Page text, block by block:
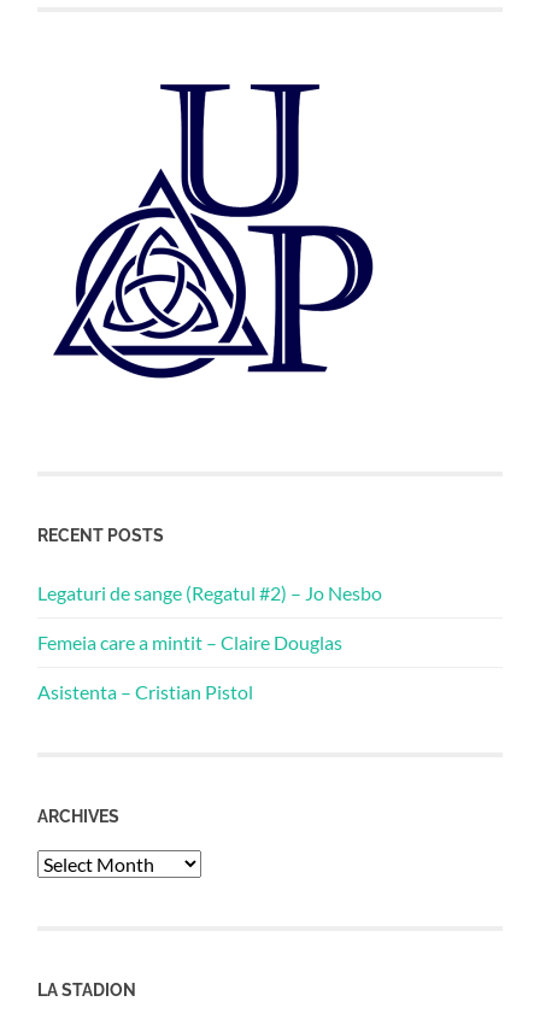
RECENT POSTS
Legaturi de sange (Regatul #2) – Jo Nesbo
Femeia care a mintit – Claire Douglas
Asistenta – Cristian Pistol
ARCHIVES
Archives
LA STADION